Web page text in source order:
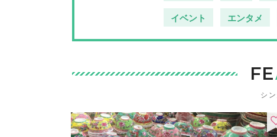
イベント エンタメ
FE
シ